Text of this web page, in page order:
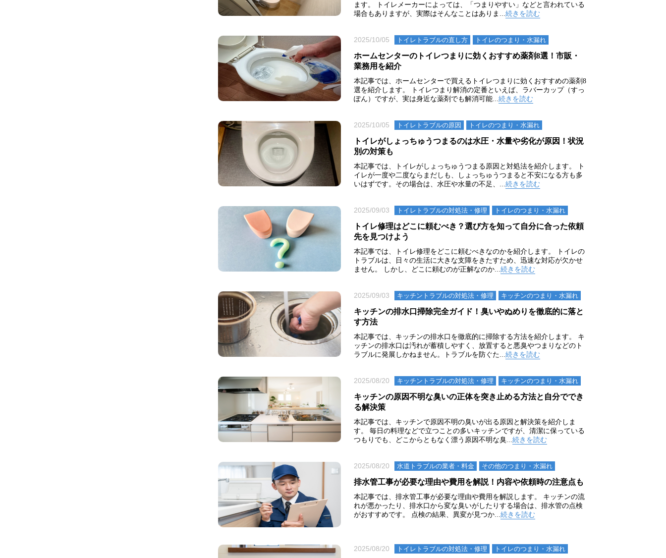
ます。 トイレメーカーによっては、「つまりやすい」などと言われている
場合もありますが、実際はそんなことはありま...続きを読む
2025/10/05 トイレトラブルの直し方 トイレのつまり・⽔漏れ
ホームセンターのトイレつまりに効くおすすめ薬剤8選！市販・
業務用を紹介
本記事では、ホームセンターで買えるトイレつまりに効くおすすめの薬剤8
選を紹介します。 トイレつまり解消の定番といえば、ラバーカップ（すっ
ぽん）ですが、実は身近な薬剤でも解消可能...続きを読む
2025/10/05 トイレトラブルの原因 トイレのつまり・⽔漏れ
トイレがしょっちゅうつまるのは水圧・水量や劣化が原因！状況
別の対策も
本記事では、トイレがしょっちゅうつまる原因と対処法を紹介します。 ト
イレが一度や二度ならまだしも、しょっちゅうつまると不安になる方も多
いはずです。その場合は、水圧や水量の不足、...続きを読む
2025/09/03 トイレトラブルの対処法・修理 トイレのつまり・⽔漏れ
トイレ修理はどこに頼むべき？選び方を知って自分に合った依頼
先を見つけよう
本記事では、トイレ修理をどこに頼むべきなのかを紹介します。 トイレの
トラブルは、日々の生活に大きな支障をきたすため、迅速な対応が欠かせ
ません。 しかし、どこに頼むのが正解なのか...続きを読む
2025/09/03 キッチントラブルの対処法・修理 キッチンのつまり・⽔漏れ
キッチンの排水口掃除完全ガイド！臭いやぬめりを徹底的に落と
す方法
本記事では、キッチンの排水口を徹底的に掃除する方法を紹介します。 キ
ッチンの排水口は汚れが蓄積しやすく、放置すると悪臭やつまりなどのト
ラブルに発展しかねません。トラブルを防ぐた...続きを読む
2025/08/20 キッチントラブルの対処法・修理 キッチンのつまり・⽔漏れ
キッチンの原因不明な臭いの正体を突き止める方法と自分ででき
る解決策
本記事では、キッチンで原因不明の臭いが出る原因と解決策を紹介しま
す。 毎日の料理などで立つことの多いキッチンですが、清潔に保っている
つもりでも、どこからともなく漂う原因不明な臭...続きを読む
2025/08/20 水道トラブルの業者・料金 その他のつまり・⽔漏れ
排水管工事が必要な理由や費用を解説！内容や依頼時の注意点も
本記事では、排水管工事が必要な理由や費用を解説します。 キッチンの流
れが悪かったり、排水口から変な臭いがしたりする場合は、排水管の点検
がおすすめです。 点検の結果、異変が見つか...続きを読む
2025/08/20 トイレトラブルの対処法・修理 トイレのつまり・⽔漏れ